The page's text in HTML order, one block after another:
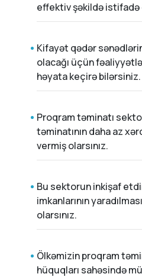
effektiv şəkildə istifadə
Kifayət qədər
olacağı üçün
həyata keçirə bilərsiniz.
Proqram təminatı
təminatının daha az
vermiş olarsınız.
Bu sektorun inkişaf
imkanlarının
olarsınız.
Ölkəmizin proqram
hüquqları sahəsində